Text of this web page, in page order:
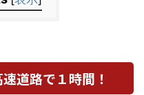
道路で１時間！